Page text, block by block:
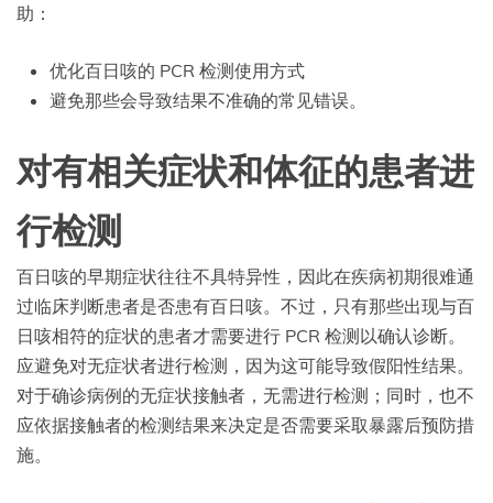
助：
优化百日咳的 PCR 检测使用方式
避免那些会导致结果不准确的常见错误。
对有相关症状和体征的患者进
行检测
百日咳的早期症状往往不具特异性，因此在疾病初期很难通
过临床判断患者是否患有百日咳。不过，只有那些出现与百
日咳相符的症状的患者才需要进行 PCR 检测以确认诊断。
应避免对无症状者进行检测，因为这可能导致假阳性结果。
对于确诊病例的无症状接触者，无需进行检测；同时，也不
应依据接触者的检测结果来决定是否需要采取暴露后预防措
施。